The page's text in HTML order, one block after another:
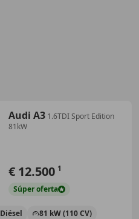
Audi A3 1.6TDI Sport Edition
81kW
€ 12.500 1
Súperoferta
Diésel
81 kW (110 CV)